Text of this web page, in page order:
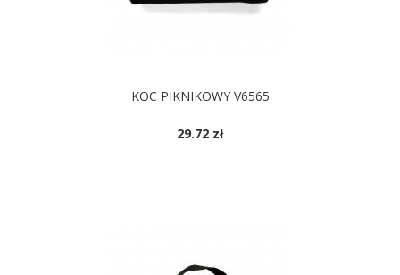
KOC PIKNIKOWY V6565
29.72 zł